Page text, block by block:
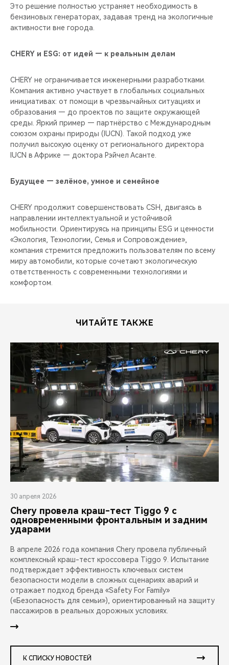
Это решение полностью устраняет необходимость в
бензиновых генераторах, задавая тренд на экологичные
активности вне города.
CHERY и ESG: от идей — к реальным делам
CHERY не ограничивается инженерными разработками.
Компания активно участвует в глобальных социальных
инициативах: от помощи в чрезвычайных ситуациях и
образования — до проектов по защите окружающей
среды. Яркий пример — партнёрство с Международным
союзом охраны природы (IUCN). Такой подход уже
получил высокую оценку от регионального директора
IUCN в Африке — доктора Рэйчел Асанте.
Будущее — зелёное, умное и семейное
CHERY продолжит совершенствовать CSH, двигаясь в
направлении интеллектуальной и устойчивой
мобильности. Ориентируясь на принципы ESG и ценности
«Экология, Технологии, Семья и Сопровождение»,
компания стремится предложить пользователям по всему
миру автомобили, которые сочетают экологическую
ответственность с современными технологиями и
комфортом.
ЧИТАЙТЕ ТАКЖЕ
30 апреля 2026
Chery провела краш-тест Tiggo 9 с
одновременными фронтальным и задним
ударами
В апреле 2026 года компания Chery провела публичный
комплексный краш-тест кроссовера Tiggo 9. Испытание
подтверждает эффективность ключевых систем
безопасности модели в сложных сценариях аварий и
отражает подход бренда «Safety For Family»
(«Безопасность для семьи»), ориентированный на защиту
пассажиров в реальных дорожных условиях.
К СПИСКУ НОВОСТЕЙ